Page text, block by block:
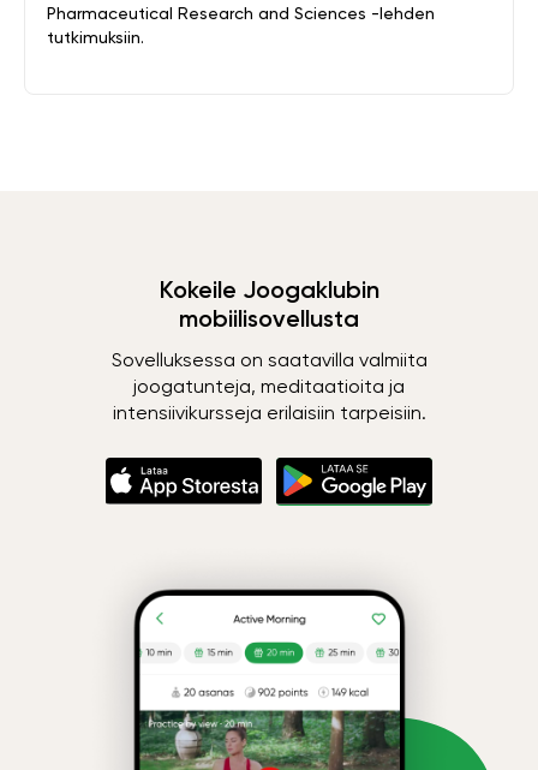
Pharmaceutical Research and Sciences -lehden
tutkimuksiin.
Kokeile Joogaklubin
mobiilisovellusta
Sovelluksessa on saatavilla valmiita
joogatunteja, meditaatioita ja
intensiivikursseja erilaisiin tarpeisiin.